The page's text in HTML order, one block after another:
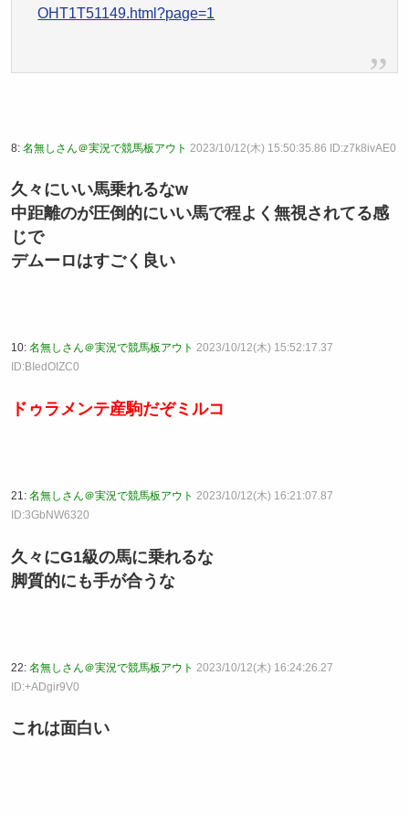
OHT1T51149.html?page=1
8: 名無しさん＠実況で競馬板アウト 2023/10/12(木) 15:50:35.86 ID:z7k8ivAE0
久々にいい馬乗れるなw
中距離のが圧倒的にいい馬で程よく無視されてる感
じで
デムーロはすごく良い
10: 名無しさん＠実況で競馬板アウト 2023/10/12(木) 15:52:17.37
ID:BIedOIZC0
ドゥラメンテ産駒だぞミルコ
21: 名無しさん＠実況で競馬板アウト 2023/10/12(木) 16:21:07.87
ID:3GbNW6320
久々にG1級の馬に乗れるな
脚質的にも手が合うな
22: 名無しさん＠実況で競馬板アウト 2023/10/12(木) 16:24:26.27
ID:+ADgir9V0
これは面白い